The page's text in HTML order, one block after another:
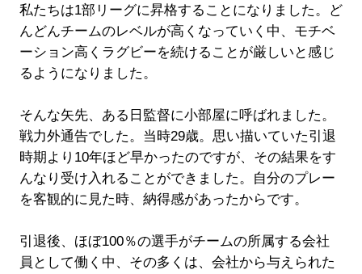
私たちは1部リーグに昇格することになりました。ど
んどんチームのレベルが高くなっていく中、モチベ
ーション高くラグビーを続けることが厳しいと感じ
るようになりました。
そんな矢先、ある日監督に小部屋に呼ばれました。
戦力外通告でした。当時29歳。思い描いていた引退
時期より10年ほど早かったのですが、その結果をす
んなり受け入れることができました。自分のプレー
を客観的に見た時、納得感があったからです。
引退後、ほぼ100％の選手がチームの所属する会社
員として働く中、その多くは、会社から与えられた